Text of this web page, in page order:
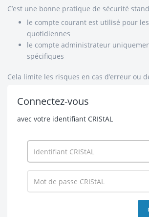
C’est une bonne pratique de sécurité
le compte courant est utilisé pour
quotidiennes
le compte administrateur
spécifiques
Cela limite les risques en cas d’erreur ou
Connectez-vous
avec votre identifiant CRIStAL